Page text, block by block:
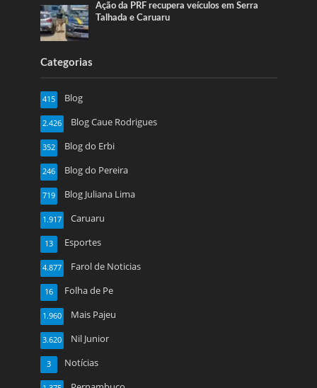
Ação da PRF recupera veículos em Serra
Talhada e Caruaru
Categorias
Blog
415
Blog Caue Rodrigues
2.426
Blog do Erbi
352
Blog do Pereira
246
Blog Juliana Lima
719
Caruaru
1.917
Esportes
13
Farol de Noticias
4.877
Folha de Pe
16
Mais Pajeu
1.960
Nil Junior
3.620
Notícias
3